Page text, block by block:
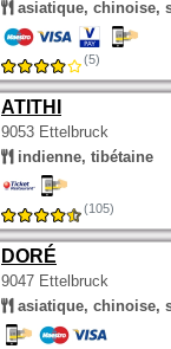
asiatique, chinoise,
(5)
ATITHI
9053 Ettelbruck
indienne, tibétaine
(105)
DORÉ
9047 Ettelbruck
asiatique, chinoise,